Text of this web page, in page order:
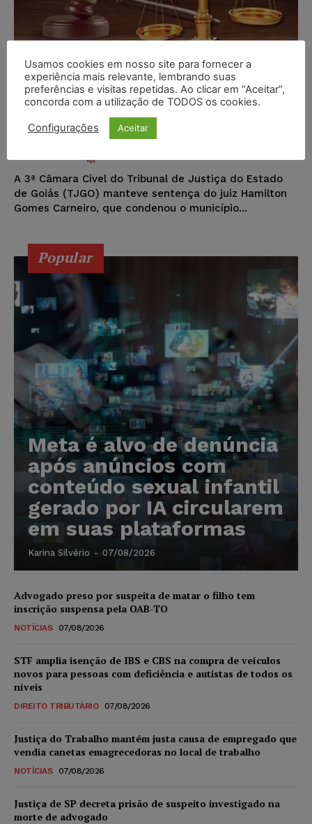
Indenizado homem que teve 58%
do corpo queimado em explosão
de piche
A 3ª Câmara Cível do Tribunal de Justiça do Estado
de Goiás (TJGO) manteve sentença do juiz Hamilton
Gomes Carneiro, que condenou o município...
Popular
Meta é alvo de denúncia
após anúncios com
conteúdo sexual infantil
gerado por IA circularem
em suas plataformas
Karina Silvério - 07/08/2026
Advogado preso por suspeita de matar o filho tem
inscrição suspensa pela OAB-TO
NOTÍCIAS 07/08/2026
STF amplia isenção de IBS e CBS na compra de veículos
novos para pessoas com deficiência e autistas de todos os
níveis
DIREITO TRIBUTÁRIO 07/08/2026
Justiça do Trabalho mantém justa causa de empregado que
vendia canetas emagrecedoras no local de trabalho
NOTÍCIAS 07/08/2026
Justiça de SP decreta prisão de suspeito investigado na
morte de advogado
Usamos cookies em nosso site para fornecer a
experiência mais relevante, lembrando suas
preferências e visitas repetidas. Ao clicar em “Aceitar”,
concorda com a utilização de TODOS os cookies.
Configurações Aceitar